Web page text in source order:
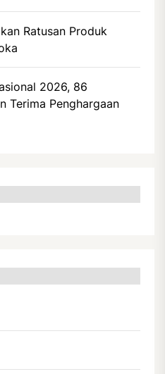
Ratusan Produk
2026, 86
Terima Penghargaan